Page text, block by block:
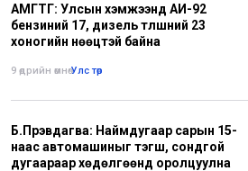
АМГТГ: Улсын хэмжээнд АИ-92
бензиний 17, дизель түлшний 23
хоногийн нөөцтэй байна
9 өдрийн өмнө•Улс төр
Б.Пүрэвдагва: Наймдугаар сарын 15-
наас автомашиныг тэгш, сондгой
дугаараар хөдөлгөөнд оролцуулна